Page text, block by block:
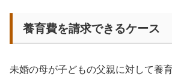
養育費を請求できるケース
未婚の母が子どもの父親に対して養